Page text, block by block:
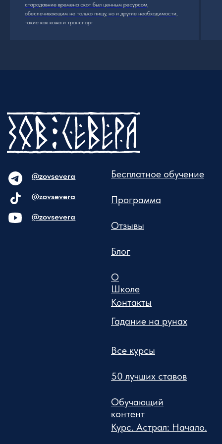
стародавние времена скот был ценным ресурсом,
обеспечивающим не только пищу, но и другие необходимости,
такие как кожа и транспорт